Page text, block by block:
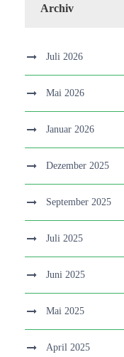
Archiv
Juli 2026
Mai 2026
Januar 2026
Dezember 2025
September 2025
Juli 2025
Juni 2025
Mai 2025
April 2025